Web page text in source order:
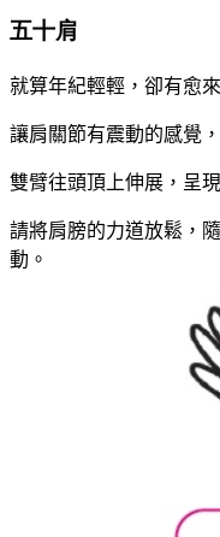
五十肩
就算年紀輕輕，卻有愈
讓肩關節有震動的感覺
雙臂往頭頂上伸展，呈
請將肩膀的力道放鬆，
動。